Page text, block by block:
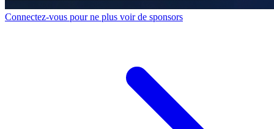
Connectez-vous pour ne plus voir de sponsors